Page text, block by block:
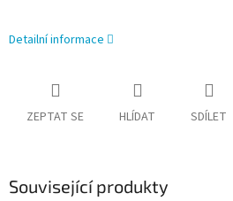
Detailní informace
ZEPTAT SE HLÍDAT SDÍLET
Související produkty